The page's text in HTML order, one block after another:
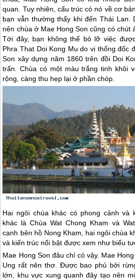
quan. Tuy nhiên, cấu trúc có nó về cơ
bạn vẫn thường thấy khi đến Thái Lan.
nên chùa ở Mae Hong Son cũng có chút
Tới đây, bạn không thể bỏ lỡ việc
Phra That Doi Kong Mu do vị thống đốc
Son xây dựng năm 1860 trên đồi Doi
trấn. Chùa có một màu trắng tinh khôi
rộng, càng thu hẹp lại ở phần chóp.
Hai ngôi chùa khác có phong cảnh và
khác là Chùa Wat Chong Kham và
cạnh bên hồ Nong Kham, hai ngôi chùa
và kiến trúc nổi bật được xem như biểu
Mae Hong Son đâu chỉ có vậy. Mae
Ung rất nên thơ. Được bao phủ bởi
lớn, khu vực xung quanh đây tạo nên